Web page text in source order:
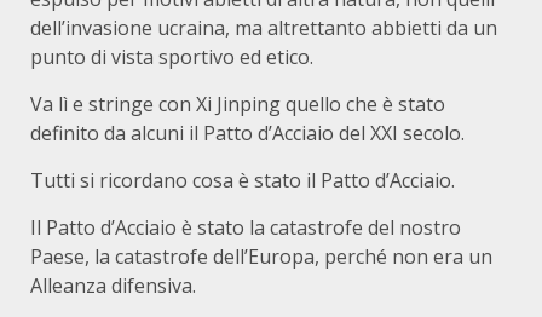
dell’invasione ucraina, ma altrettanto abbietti da un
punto di vista sportivo ed etico.
Va lì e stringe con Xi Jinping quello che è stato
definito da alcuni il Patto d’Acciaio del XXI secolo.
Tutti si ricordano cosa è stato il Patto d’Acciaio.
Il Patto d’Acciaio è stato la catastrofe del nostro
Paese, la catastrofe dell’Europa, perché non era un
Alleanza difensiva.